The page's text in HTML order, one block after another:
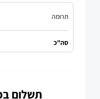
תרומה
סה"כ
תשלום